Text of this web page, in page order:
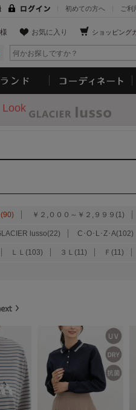
ご利
初めての方へ
ショッピング
お気に入り
Look
￥２,０００～￥２,９９９(1)
lusso(22) C･O･L･Z･A(102)
ＬＬ(103) ３Ｌ(11) Ｆ(11)